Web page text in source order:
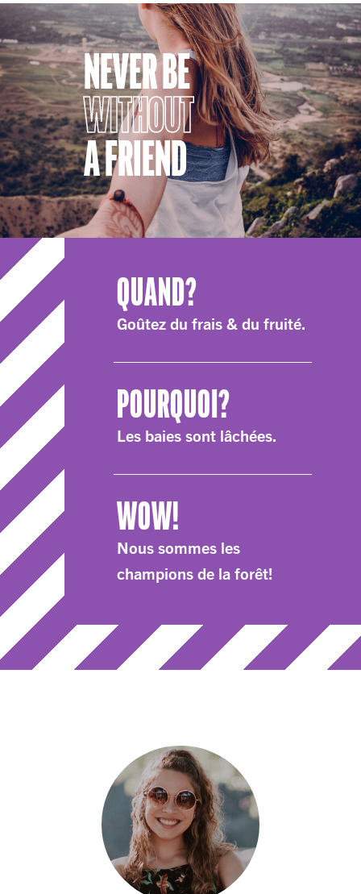
NEVER BE
WITHOUT
A FRIEND
QUAND?
Goûtez du frais & du fruité.
POUR​QUOI?
Les baies sont lâchées.
WOW!
Nous sommes les
champions de la forêt!